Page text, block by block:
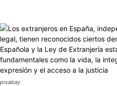
pixabay